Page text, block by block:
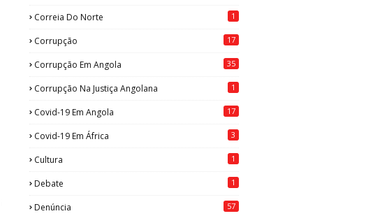
Correia Do Norte 1
Corrupção 17
Corrupção Em Angola 35
Corrupção Na Justiça Angolana 1
Covid-19 Em Angola 17
Covid-19 Em África 3
Cultura 1
Debate 1
Denúncia 57